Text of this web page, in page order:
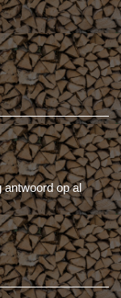
antwoord op al